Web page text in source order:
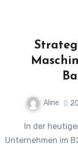
Aline
Unternehmen im